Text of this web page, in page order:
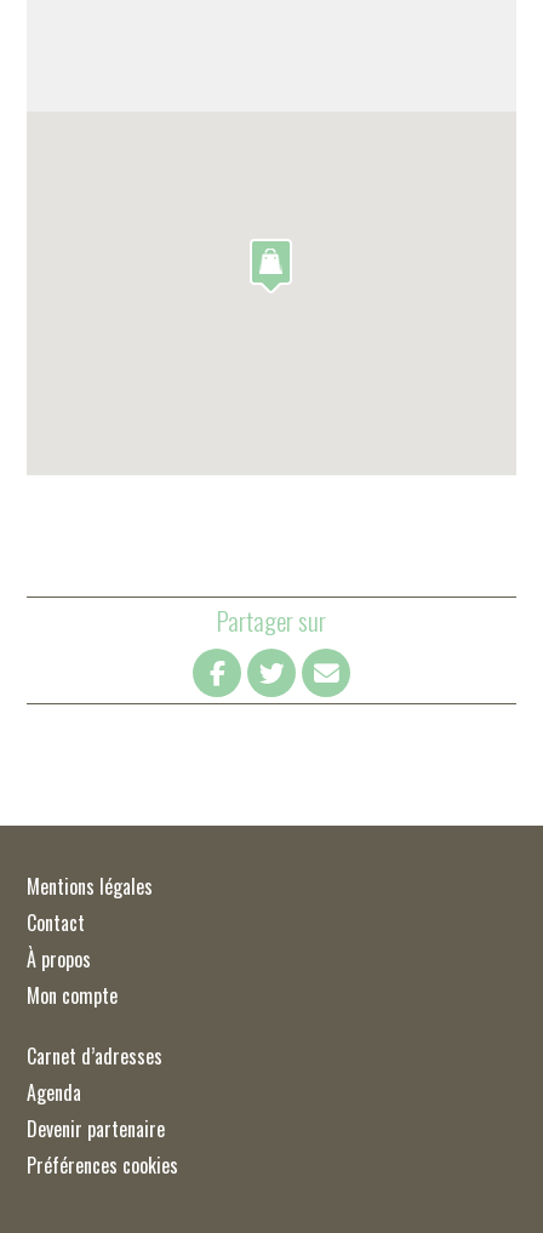
Partager sur
Mentions légales
Contact
À propos
Mon compte
Carnet d’adresses
Agenda
Devenir partenaire
Préférences cookies